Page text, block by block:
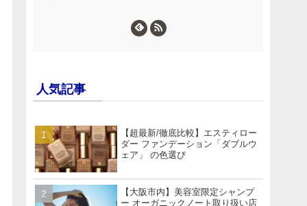
人気記事
【超最新/徹底比較】エスティロー
ダー ファンデーション「ダブルウ
ェア」 の色選び
【大阪市内】美容室限定シャンプ
ー オーガニックノート取り扱い店